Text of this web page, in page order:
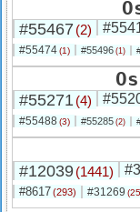
#55467 (2)
#55474(1) #55496 (1)
#55271(4)
#55488 (3) #55285 (2)
#12039(1441)
#8617(293) #31269